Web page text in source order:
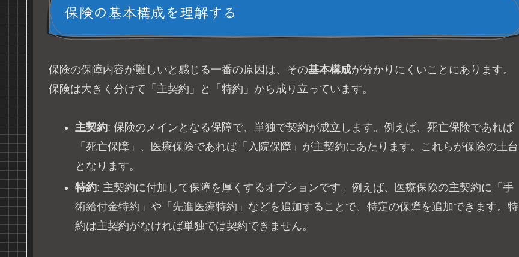
保険の基本構成を理解する
保険の保障内容が難しいと感じる一番の原因は、その基本構成が分かりにくいことにあります。
保険は大きく分けて「主契約」と「特約」から成り立っています。
主契約: 保険のメインとなる保障で、単独で契約が成立します。例えば、死亡保険であれば
「死亡保障」、医療保険であれば「入院保障」が主契約にあたります。これらが保険の土台
となります。
特約: 主契約に付加して保障を厚くするオプションです。例えば、医療保険の主契約に「手
術給付金特約」や「先進医療特約」などを追加することで、特定の保障を追加できます。特
約は主契約がなければ単独では契約できません。